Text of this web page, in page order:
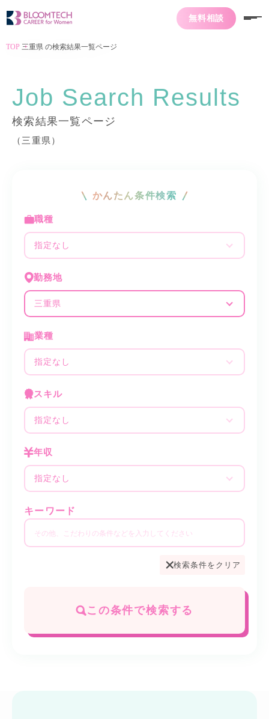
無料相談
TOP 三重県 の検索結果一覧ページ
Job Search Results
検索結果一覧ページ
（三重県）
かんたん条件検索
職種
指定なし
勤務地
三重県
業種
指定なし
スキル
指定なし
年収
指定なし
キーワード
検索条件をクリア
この条件で検索する